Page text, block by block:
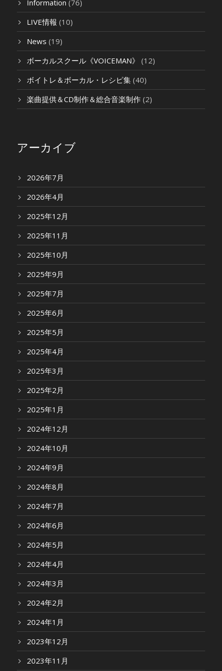
Information (76)
LIVE情報 (10)
News (19)
ボーカルスクール《VOICEMAN》 (12)
ボイトレ＆ボーカル・レシピ集 (40)
楽曲提供＆CD制作＆総合音楽制作 (2)
アーカイブ
2026年7月
2026年4月
2025年12月
2025年11月
2025年10月
2025年9月
2025年7月
2025年6月
2025年5月
2025年4月
2025年3月
2025年2月
2025年1月
2024年12月
2024年10月
2024年9月
2024年8月
2024年7月
2024年6月
2024年5月
2024年4月
2024年3月
2024年2月
2024年1月
2023年12月
2023年11月